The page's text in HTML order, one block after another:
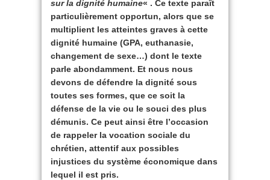
sur la dignité humaine« . Ce texte paraît
particulièrement opportun, alors que se
multiplient les atteintes graves à cette
dignité humaine (GPA, euthanasie,
changement de sexe…) dont le texte
parle abondamment. Et nous nous
devons de défendre la dignité sous
toutes ses formes, que ce soit la
défense de la vie ou le souci des plus
démunis. Ce peut ainsi être l’occasion
de rappeler la vocation sociale du
chrétien, attentif aux possibles
injustices du système économique dans
lequel il est pris.